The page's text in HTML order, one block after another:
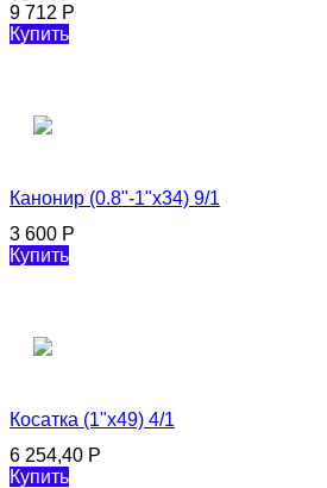
9 712 Р
Купить
Канонир (0.8"-1"х34) 9/1
3 600 Р
Купить
Косатка (1"х49) 4/1
6 254,40 Р
Купить